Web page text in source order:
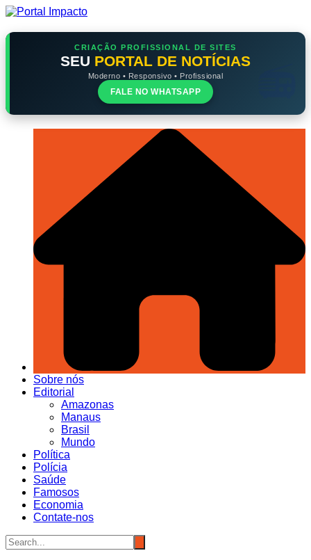
Ir
o
CRIAÇÃO PROFISSIONAL DE SITES
SEU PORTAL DE NOTÍCIAS
Moderno • Responsivo • Profissional
FALE NO WHATSAPP
Sobre nós
Editorial
Amazonas
Manaus
Brasil
Mundo
Política
Polícia
Saúde
Famosos
Economia
Contate-nos